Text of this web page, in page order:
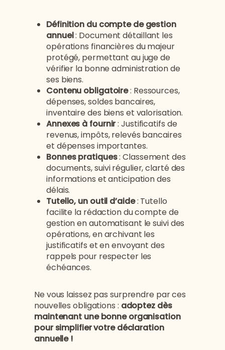
Définition du compte de gestion
annuel: Document détaillant les
opérations financières du majeur
protégé, permettant au juge de
vérifier la bonne administration de
ses biens.
Contenu obligatoire: Ressources,
dépenses, soldes bancaires,
inventaire des biens et valorisation.
Annexes à fournir: Justificatifs de
revenus, impôts, relevés bancaires
et dépenses importantes.
Bonnes pratiques: Classement des
documents, suivi régulier, clarté des
informations et anticipation des
délais.
Tutello, un outil d’aide: Tutello
facilite la rédaction du compte de
gestion en automatisant le suivi des
opérations, en archivant les
justificatifs et en envoyant des
rappels pour respecter les
échéances.
Ne vous laissez pas surprendre par ces
nouvelles obligations : adoptez dès
maintenant une bonne organisation
pour simplifier votre déclaration
annuelle !